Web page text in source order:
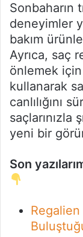
Sonbaharın
deneyimler
bakım
Ayrıca, saç
önlemek
kullanarak
canlılığını
saçlarınızla
yeni bir
Son